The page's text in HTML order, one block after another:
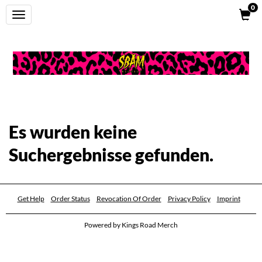
Toggle
navigation
0
FILTER
BY
Category:
Unisex
Women
XS
Es wurden keine
Suchergebnisse gefunden.
Get Help Order Status Revocation Of Order Privacy Policy Imprint
Powered by Kings Road Merch